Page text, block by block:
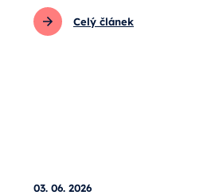
Celý článek
03. 06. 2026